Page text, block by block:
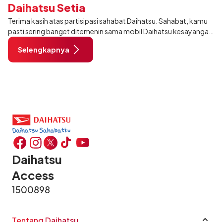
Daihatsu Setia
Terima kasih atas partisipasi sahabat Daihatsu. Sahabat, kamu
pasti sering banget ditemenin sama mobil Daihatsu kesayangan
di setiap aktivitas yang kamu jalani.
Pas banget, ayo tunjukin mom
Selengkapnya
Daihatsu
Access
1500898